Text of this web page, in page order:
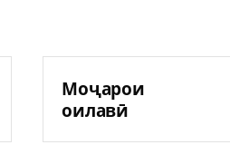
Моҷарои
оилавӣ